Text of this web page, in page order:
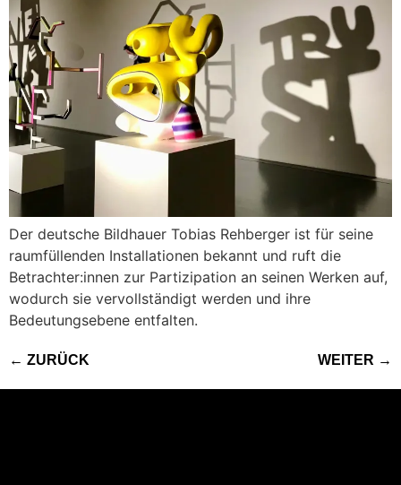
Der deutsche Bildhauer Tobias Rehberger ist für seine
raumfüllenden Installationen bekannt und ruft die
Betrachter:innen zur Partizipation an seinen Werken auf,
wodurch sie vervollständigt werden und ihre
Bedeutungsebene entfalten.
← ZURÜCK WEITER →